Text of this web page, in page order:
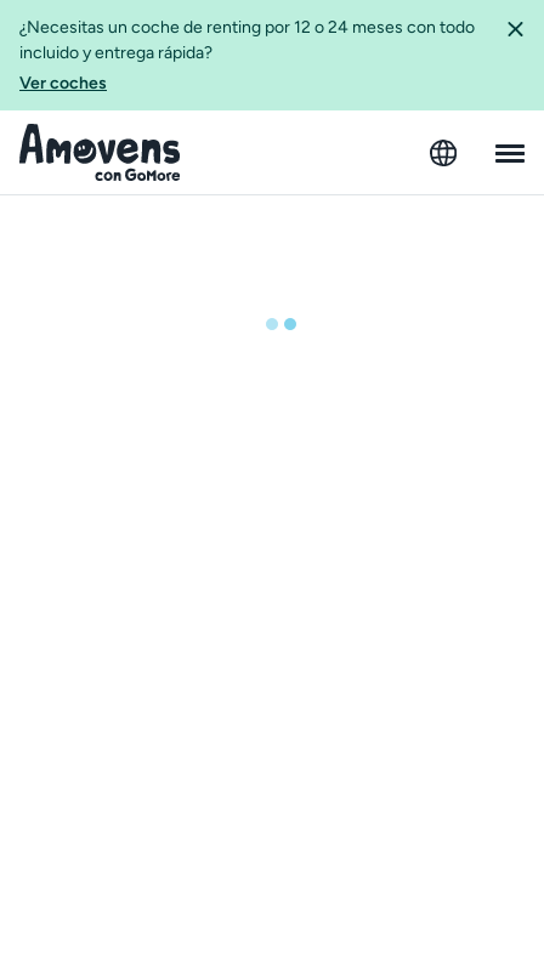
¿Necesitas un coche de renting por 12 o 24 meses con todo
incluido y entrega rápida?
Ver coches